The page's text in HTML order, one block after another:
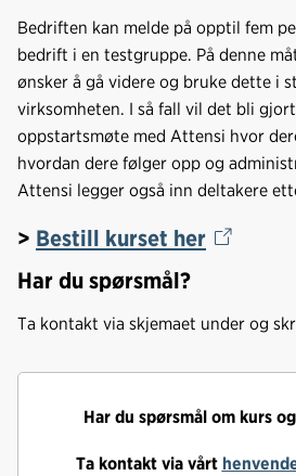
Bedriften kan melde på opptil fem
bedrift i en testgruppe. På denne
ønsker å gå videre og bruke dette i
virksomheten. I så fall vil det bli
oppstartsmøte med Attensi hvor
hvordan dere følger opp og
Attensi legger også inn deltakere
> Bestill kurset her
Har du spørsmål?
Ta kontakt via skjemaet under og
Har du spørsmål om kurs
Ta kontakt via vårt